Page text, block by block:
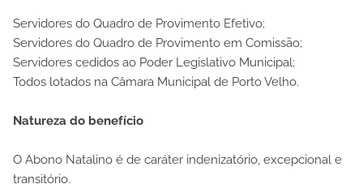
Servidores do Quadro de Provimento Efetivo;
Servidores do Quadro de Provimento em Comissão;
Servidores cedidos ao Poder Legislativo Municipal;
Todos lotados na Câmara Municipal de Porto Velho.
Natureza do benefício
O Abono Natalino é de caráter indenizatório, excepcional e
transitório.